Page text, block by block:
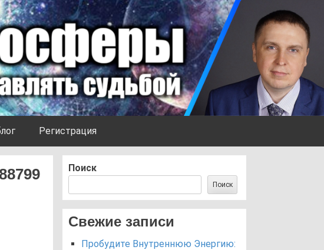
Регистрация
Поиск
Поиск
Свежие записи
Пробудите Внутреннюю Энергию: